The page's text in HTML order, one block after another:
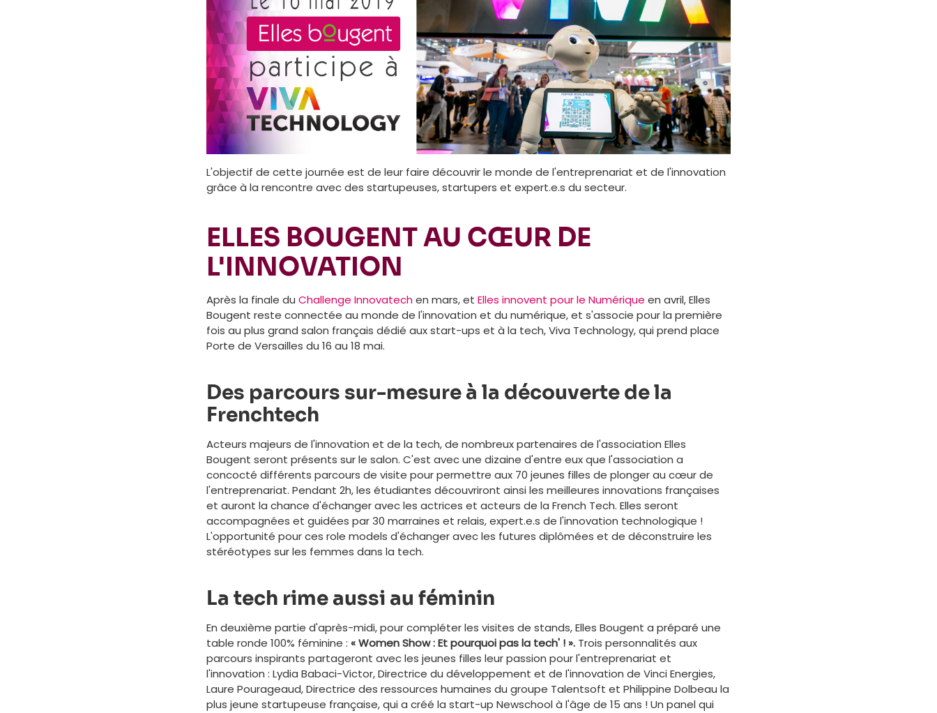
L'objectif de cette journée est de leur faire découvrir le monde de l'entreprenariat et de l'innovation
grâce à la rencontre avec des startupeuses, startupers et expert.e.s du secteur.
ELLES BOUGENT AU CŒUR DE
L'INNOVATION
Après la finale du Challenge Innovatechen mars, et Elles innovent pour le Numérique en avril, Elles
Bougent reste connectée au monde de l'innovation et du numérique, et s'associe pour la première
fois au plus grand salon français dédié aux start-ups et à la tech, Viva Technology, qui prend place
Porte de Versailles du 16 au 18 mai.
Des parcours sur-mesure à la découverte de la
Frenchtech
Acteurs majeurs de l'innovation et de la tech, de nombreux partenaires de l'association Elles
Bougent seront présents sur le salon. C'est avec une dizaine d'entre eux que l'association a
concocté différents parcours de visite pour permettre aux 70 jeunes filles de plonger au cœur de
l'entreprenariat. Pendant 2h, les étudiantes découvriront ainsi les meilleures innovations françaises
et auront la chance d'échanger avec les actrices et acteurs de la French Tech. Elles seront
accompagnées et guidées par 30 marraines et relais, expert.e.s de l'innovation technologique !
L'opportunité pour ces role models d'échanger avec les futures diplômées et de déconstruire les
stéréotypes sur les femmes dans la tech.
La tech rime aussi au féminin
En deuxième partie d'après-midi, pour compléter les visites de stands, Elles Bougent a préparé une
table ronde 100% féminine : « Women Show : Et pourquoi pas la tech' ! ».Trois personnalités aux
parcours inspirants partageront avec les jeunes filles leur passion pour l'entreprenariat et
l'innovation : Lydia Babaci-Victor, Directrice du développement et de l'innovation de Vinci Energies,
Laure Pourageaud, Directrice des ressources humaines du groupe Talentsoft et Philippine Dolbeau la
plus jeune startupeuse française, qui a créé la start-up Newschool à l'âge de 15 ans ! Un panel qui